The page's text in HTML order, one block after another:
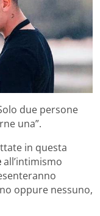
due persone
una”.
in questa
all’intimismo
oppure nessuno,